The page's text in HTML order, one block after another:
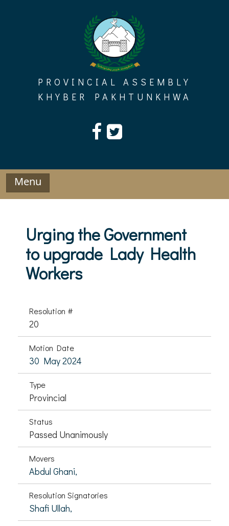
PROVINCIAL ASSEMBLY
KHYBER PAKHTUNKHWA
Menu
Urging the Government
to upgrade Lady Health
Workers
Resolution #
20
Motion Date
30 May 2024
Type
Provincial
Status
Passed Unanimously
Movers
Abdul Ghani,
Resolution Signatories
Shafi Ullah,